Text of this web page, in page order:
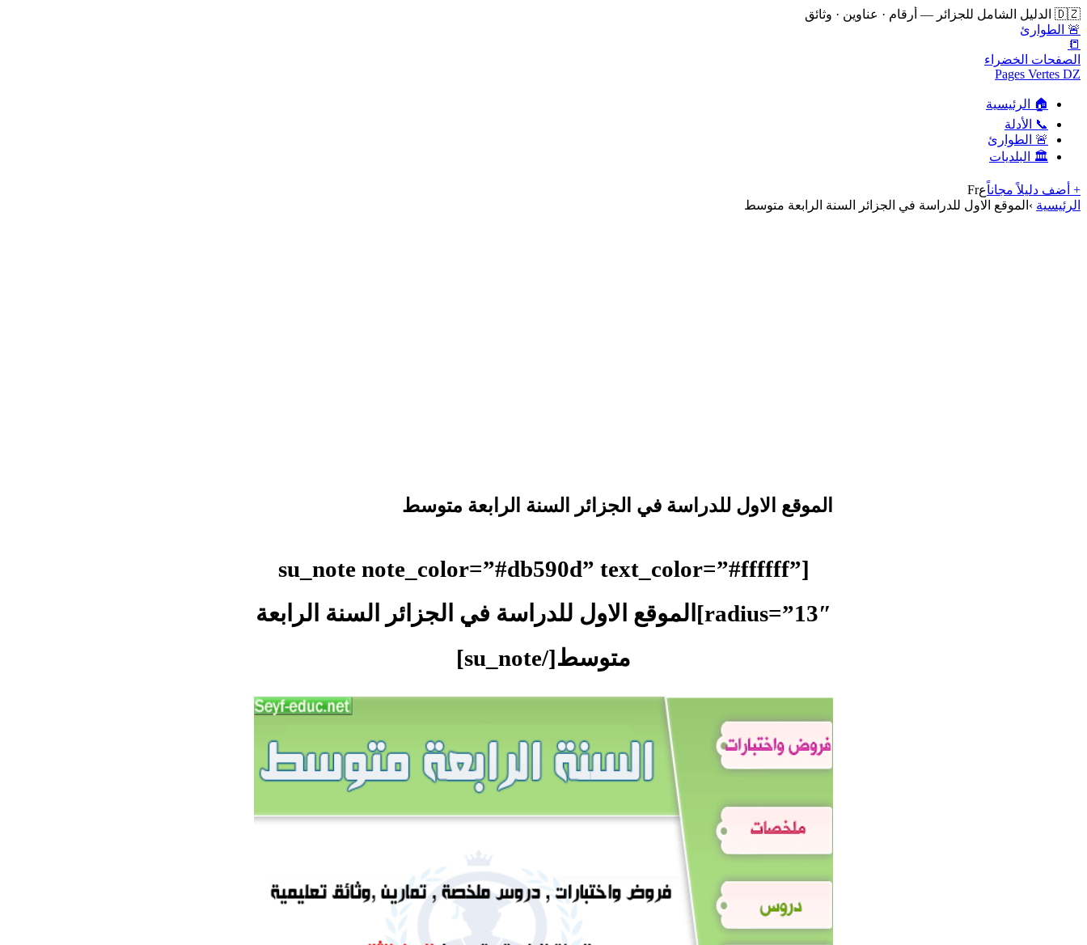
🇩🇿 الدليل الشامل للجزائر — أرقام · عناوين · وثائق
🚨 الطوارئ
📒
الصفحات الخضراء
Pages Vertes DZ
🏠 الرئيسية
📞 الأدلة
🚨 الطوارئ
🏛️ البلديات
+ أضف دليلاً مجاناًعFr
الرئيسية › الموقع الاول للدراسة في الجزائر السنة الرابعة متوسط
الموقع الاول للدراسة في الجزائر السنة الرابعة متوسط
[su_note note_color=”#db590d” text_color=”#ffffff”
radius=”13″]الموقع الاول للدراسة في الجزائر السنة الرابعة
متوسط[/su_note]